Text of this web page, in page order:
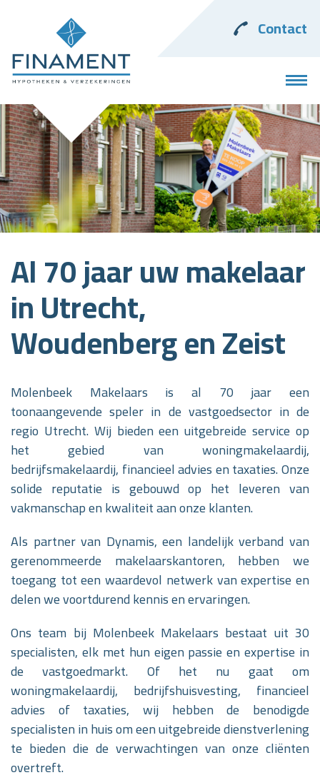
Contact
Al 70 jaar uw makelaar
in Utrecht,
Woudenberg en Zeist
Molenbeek Makelaars is al 70 jaar een
toonaangevende speler in de vastgoedsector in de
regio Utrecht. Wij bieden een uitgebreide service op
het gebied van woningmakelaardij,
bedrijfsmakelaardij, financieel advies en taxaties. Onze
solide reputatie is gebouwd op het leveren van
vakmanschap en kwaliteit aan onze klanten.
Als partner van Dynamis, een landelijk verband van
gerenommeerde makelaarskantoren, hebben we
toegang tot een waardevol netwerk van expertise en
delen we voortdurend kennis en ervaringen.
Ons team bij Molenbeek Makelaars bestaat uit 30
specialisten, elk met hun eigen passie en expertise in
de vastgoedmarkt. Of het nu gaat om
woningmakelaardij, bedrijfshuisvesting, financieel
advies of taxaties, wij hebben de benodigde
specialisten in huis om een uitgebreide dienstverlening
te bieden die de verwachtingen van onze cliënten
overtreft.